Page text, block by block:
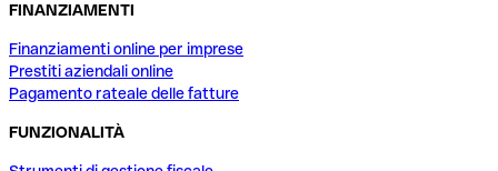
FINANZIAMENTI
Finanziamenti online per imprese
Prestiti aziendali online
Pagamento rateale delle fatture
FUNZIONALITÀ